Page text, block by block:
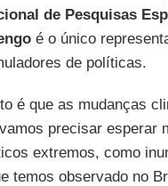
de Pesquisas
é o único
de políticas.
é que as mudanças
precisar esperar
extremos, como
temos observado no